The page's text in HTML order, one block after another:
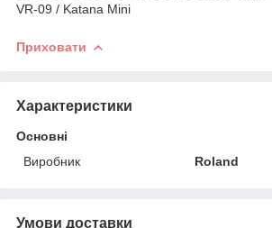
VR-09 / Katana Mini
Приховати
Характеристики
Основні
Виробник
Roland
Умови доставки